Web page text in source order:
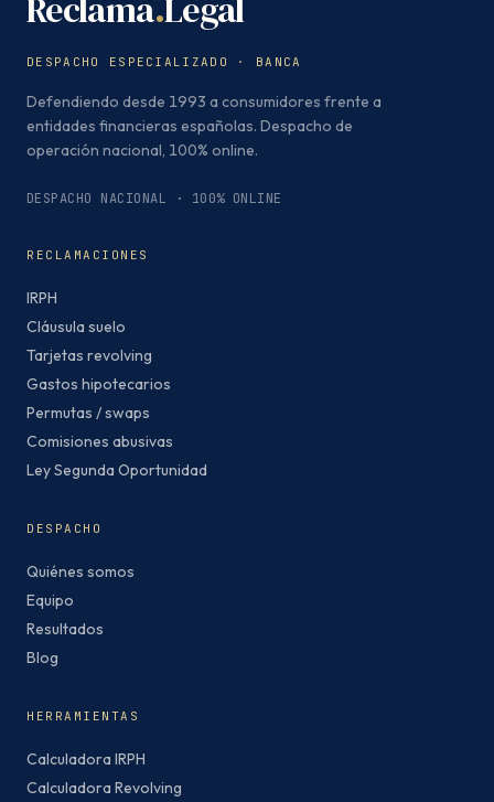
Reclama.Legal
DESPACHO ESPECIALIZADO · BANCA
Defendiendo desde 1993 a consumidores frente a
entidades financieras españolas. Despacho de
operación nacional, 100% online.
DESPACHO NACIONAL · 100% ONLINE
RECLAMACIONES
IRPH
Cláusula suelo
Tarjetas revolving
Gastos hipotecarios
Permutas / swaps
Comisiones abusivas
Ley Segunda Oportunidad
DESPACHO
Quiénes somos
Equipo
Resultados
Blog
HERRAMIENTAS
Calculadora IRPH
Calculadora Revolving